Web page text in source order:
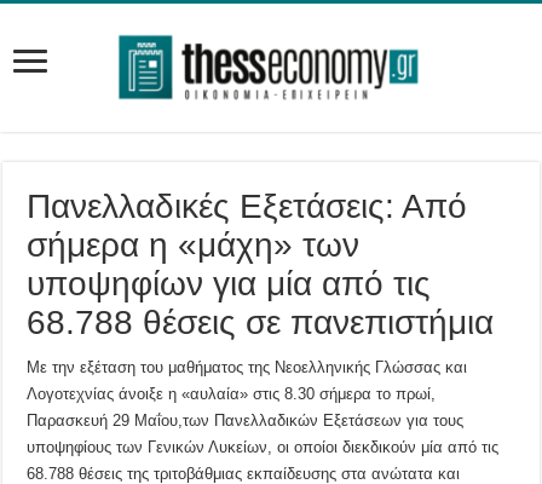
Πανελλαδικές Εξετάσεις: Από
σήμερα η «μάχη» των
υποψηφίων για μία από τις
68.788 θέσεις σε πανεπιστήμια
Με την εξέταση του μαθήματος της Νεοελληνικής Γλώσσας και
Λογοτεχνίας άνοιξε η «αυλαία» στις 8.30 σήμερα το πρωί,
Παρασκευή 29 Μαΐου,των Πανελλαδικών Εξετάσεων για τους
υποψηφίους των Γενικών Λυκείων, οι οποίοι διεκδικούν μία από τις
68.788 θέσεις της τριτοβάθμιας εκπαίδευσης στα ανώτατα και